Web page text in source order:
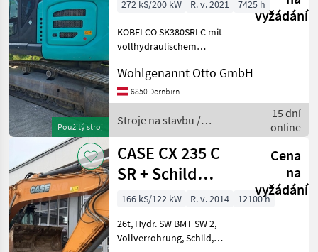
Použitý stroj
vyžádání
272 kS/200 kW R. v. 2021 7425 h
KOBELCO SK380SRLC mit
vollhydraulischem
OQ70/55; Stroje na stavbu
Pásový báger
Wohlgenannt Otto GmbH
6850 Dornbirn
Stroje na stavbu /
Kobelco
15 dní
online
CASE CX 235 C
SR + Schild
trimble
Cena
na
vyžádání
166 kS/122 kW R. v. 2014
12100 h
26t, Hydr. SW BMT SW 2,
Vollverrohrung, Schild,